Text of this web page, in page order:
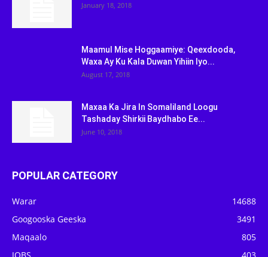
January 18, 2018
Maamul Mise Hoggaamiye: Qeexdooda,
Waxa Ay Ku Kala Duwan Yihiin Iyo...
August 17, 2018
Maxaa Ka Jira In Somaliland Loogu
Tashaday Shirkii Baydhabo Ee...
June 10, 2018
POPULAR CATEGORY
Warar
14688
Googooska Geeska
3491
Maqaalo
805